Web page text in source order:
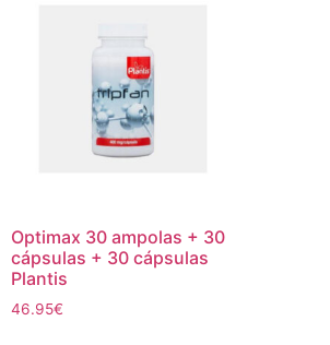
Optimax 30 ampolas + 30
cápsulas + 30 cápsulas
Plantis
46.95€